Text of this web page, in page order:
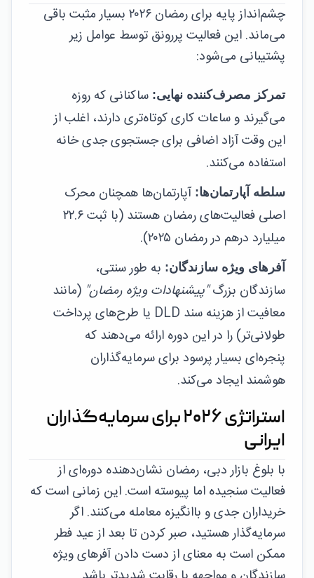
چشم‌انداز پایه برای رمضان ۲۰۲۶ بسیار مثبت باقی
می‌ماند. این فعالیت پررونق توسط عوامل زیر
پشتیبانی می‌شود:
تمرکز مصرف‌کننده نهایی: ساکنانی که روزه
می‌گیرند و ساعات کاری کوتاه‌تری دارند، اغلب از
این وقت آزاد اضافی برای جستجوی جدی خانه
استفاده می‌کنند.
سلطه آپارتمان‌ها: آپارتمان‌ها همچنان محرک
اصلی فعالیت‌های رمضان هستند (با ثبت ۲۲.۶
میلیارد درهم در رمضان ۲۰۲۵).
آفرهای ویژه سازندگان: به طور سنتی،
سازندگان بزرگ"پیشنهادات ویژه رمضان" (مانند
معافیت از هزینه سند DLD یا طرح‌های پرداخت
طولانی‌تر) را در این دوره ارائه می‌دهند که
پنجره‌ای بسیار پرسود برای سرمایه‌گذاران
هوشمند ایجاد می‌کند.
استراتژی ۲۰۲۶ برای سرمایه‌گذاران
ایرانی
با بلوغ بازار دبی، رمضان نشان‌دهنده دوره‌ای از
فعالیت سنجیده اما پیوسته است. این زمانی است که
خریداران جدی و باانگیزه معامله می‌کنند. اگر
سرمایه‌گذار هستید، صبر کردن تا بعد از عید فطر
ممکن است به معنای از دست دادن آفرهای ویژه